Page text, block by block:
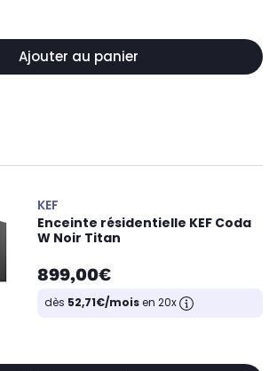
Ajouter au panier
KEF
Enceinte résidentielle KEF Coda
W Noir Titan
899,00€
dès 52,71€/moisen 20x